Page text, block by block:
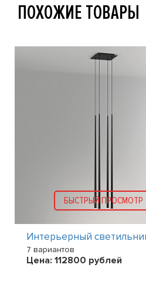
ПОХОЖИЕ ТОВАРЫ
БЫСТРЫЙ ПРОСМОТР
Интерьерный
7 вариантов
Цена: 112800 рублей